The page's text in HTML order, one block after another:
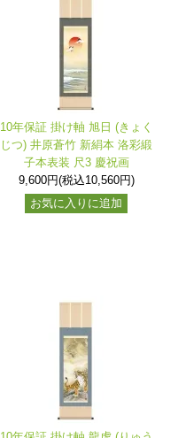
10年保証 掛け軸 旭日 (きょく
じつ) 井原蒼竹 新絹本 洛彩緞
子本表装 尺3 慶祝画
9,600円(税込10,560円)
お気に入りに追加